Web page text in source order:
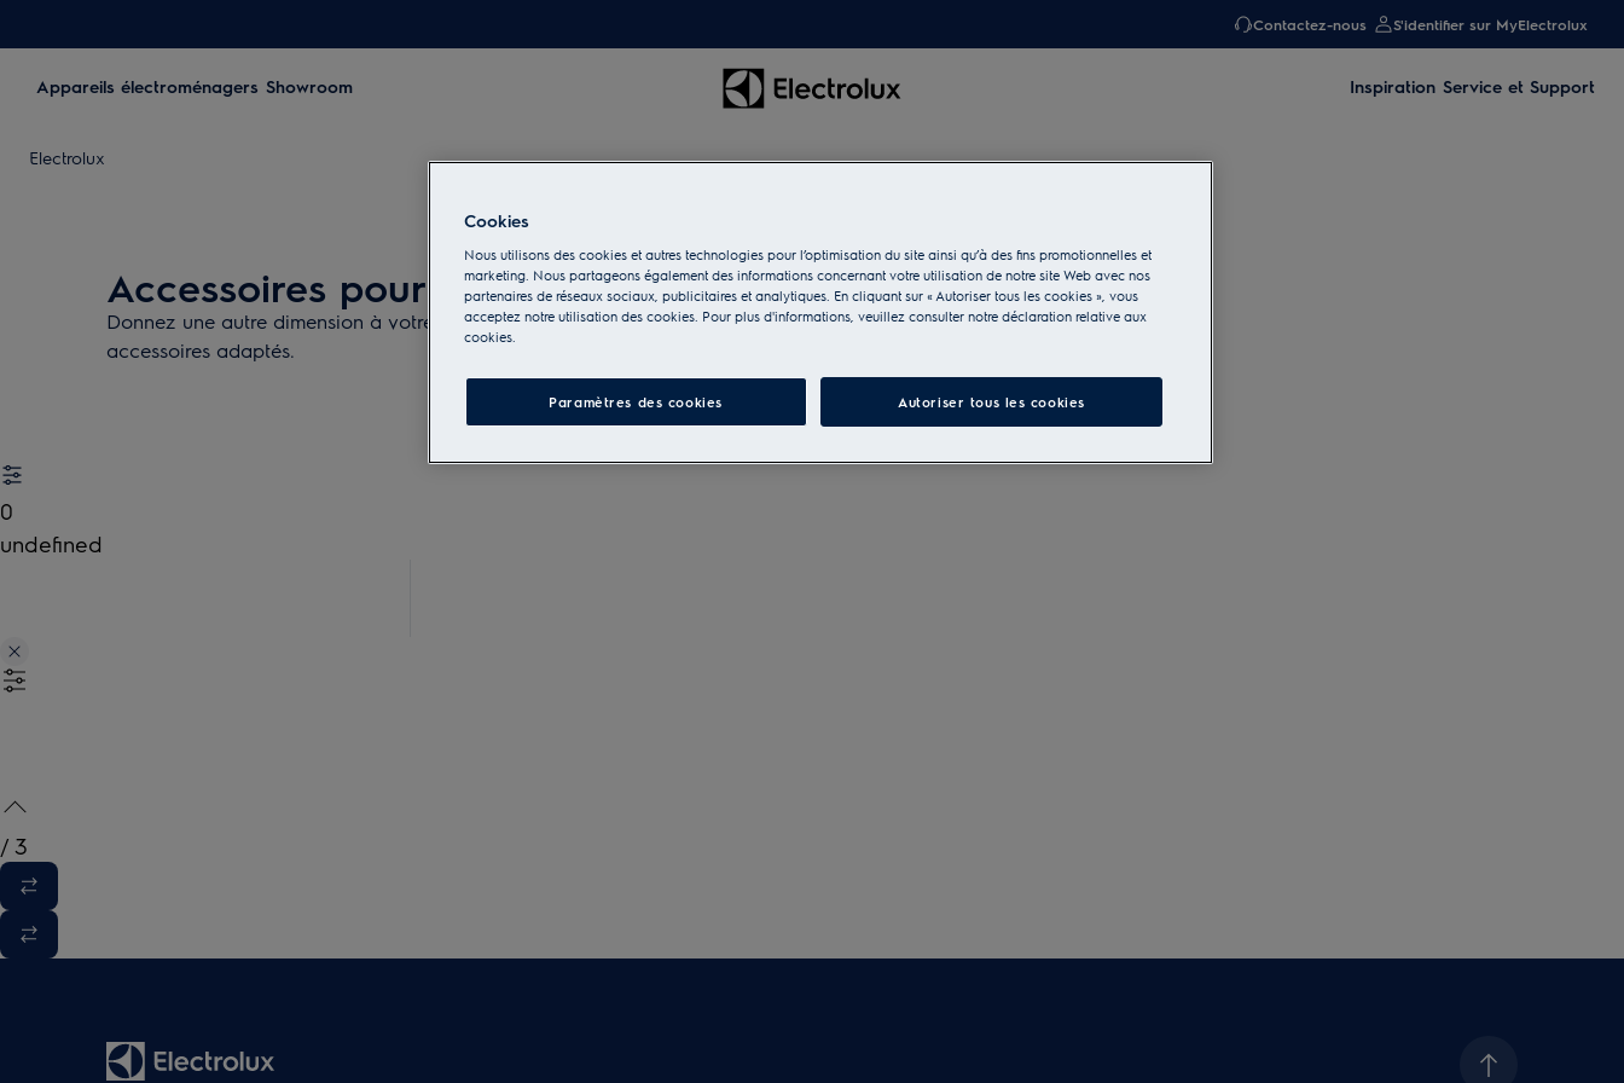
Contactez-nous S'identifier sur MyElectrolux
Appareils électroménagers Showroom Inspiration Service et Support
Electrolux
Accessoires pour la cuisson
Donnez une autre dimension à votre cuisine avec les ustensiles et
accessoires adaptés.
0
undefined
/ 3
Cookies
Nous utilisons des cookies et autres technologies pour l’optimisation du site ainsi qu’à des fins promotionnelles et
marketing. Nous partageons également des informations concernant votre utilisation de notre site Web avec nos
partenaires de réseaux sociaux, publicitaires et analytiques. En cliquant sur « Autoriser tous les cookies », vous
acceptez notre utilisation des cookies. Pour plus d'informations, veuillez consulter notre déclaration relative aux
cookies.
Paramètres des cookies Autoriser tous les cookies